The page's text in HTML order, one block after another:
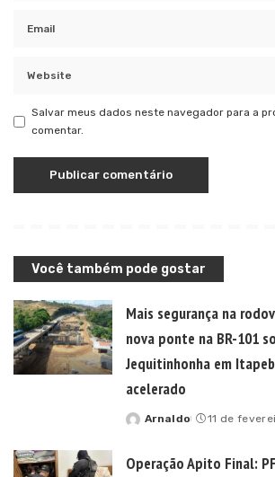
Salvar meus dados neste navegador para a
comentar.
Você também pode gostar
Mais segurança na
nova ponte na BR-101
Jequitinhonha em
acelerado
Posted
Arnaldo 11 de
Operação Apito Final: